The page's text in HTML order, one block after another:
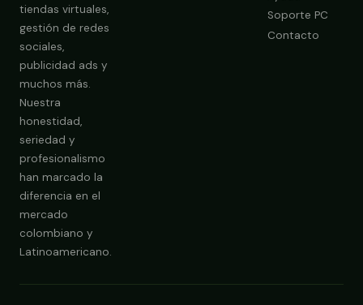
tiendas virtuales,
gestión de redes
sociales,
publicidad ads y
muchos más.
Nuestra
honestidad,
seriedad y
profesionalismo
han marcado la
diferencia en el
mercado
colombiano y
Latinoamericano.
Soporte PC
Contacto